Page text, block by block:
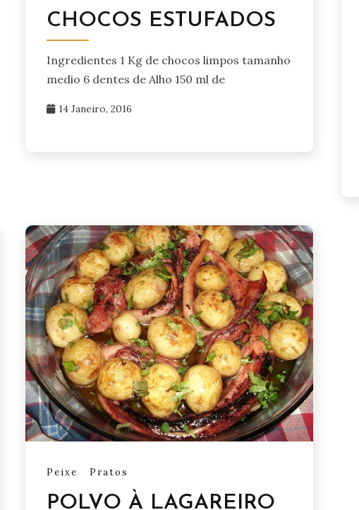
CHOCOS ESTUFADOS
Ingredientes 1 Kg de chocos limpos tamanho
medio 6 dentes de Alho 150 ml de
14 Janeiro, 2016
Peixe Pratos
POLVO À LAGAREIRO